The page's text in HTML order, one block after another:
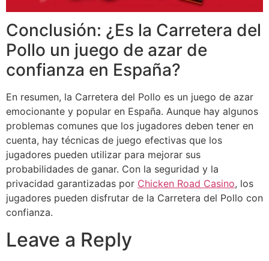
Conclusión: ¿Es la Carretera del
Pollo un juego de azar de
confianza en España?
En resumen, la Carretera del Pollo es un juego de azar
emocionante y popular en España. Aunque hay algunos
problemas comunes que los jugadores deben tener en
cuenta, hay técnicas de juego efectivas que los
jugadores pueden utilizar para mejorar sus
probabilidades de ganar. Con la seguridad y la
privacidad garantizadas por Chicken Road Casino, los
jugadores pueden disfrutar de la Carretera del Pollo con
confianza.
Leave a Reply